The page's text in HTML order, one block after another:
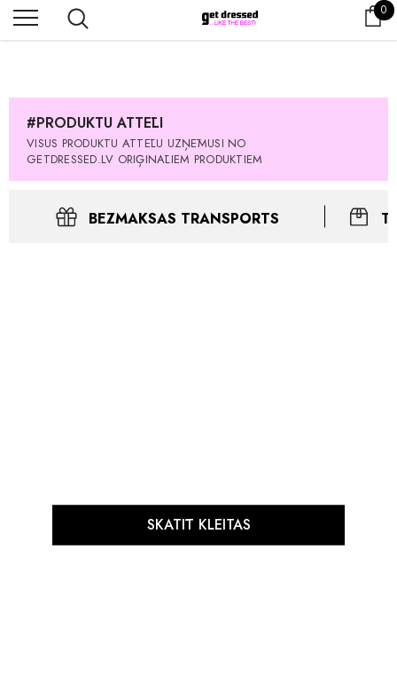
PASŪTĪT TŪLĪT! Prece tiks piegādāta 1-3 dienu laikā. 00
#PRODUKTU ATTĒLI
VISUS PRODUKTU ATTĒLU UZŅĒMUSI NO
GETDRESSED.LV ORIĢINĀLIEM PRODUKTIEM
BEZMAKSAS TRANSPORTS
SKATĪT KLEITAS